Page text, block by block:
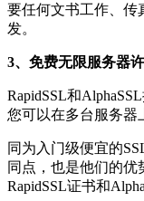
要任何文书工作、传
发。
3、免费无限服务器
RapidSSL和
您可以在多台服务器
同为入门级便宜的
同点，也是他们的
RapidSSL证书和